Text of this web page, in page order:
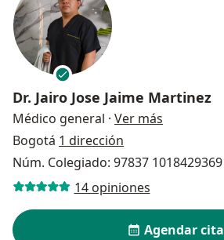
Dr. Jairo Jose Jaime Martinez
Médico general · Ver más
Bogotá 1 dirección
Núm. Colegiado: 97837 1018429369
14 opiniones
Agendar cita